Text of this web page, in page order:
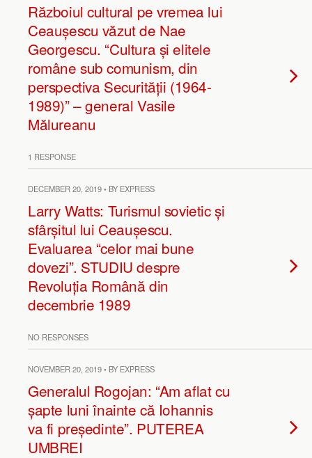
Războiul cultural pe vremea lui
Ceaușescu văzut de Nae
Georgescu. “Cultura și elitele
române sub comunism, din
perspectiva Securității (1964-
1989)” – general Vasile
Mălureanu
1 RESPONSE
DECEMBER 20, 2019 • BY EXPRESS
Larry Watts: Turismul sovietic și
sfârșitul lui Ceaușescu.
Evaluarea “celor mai bune
dovezi”. STUDIU despre
Revoluția Română din
decembrie 1989
NO RESPONSES
NOVEMBER 20, 2019 • BY EXPRESS
Generalul Rogojan: “Am aflat cu
șapte luni înainte că Iohannis
va fi președinte”. PUTEREA
UMBREI